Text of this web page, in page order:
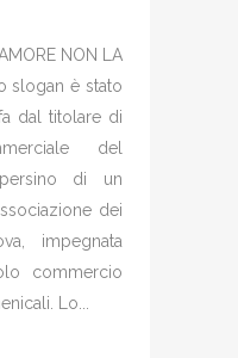
NON LA
slogan è stato
dal titolare di
del
di un
dei
impegnata
commercio
Lo...